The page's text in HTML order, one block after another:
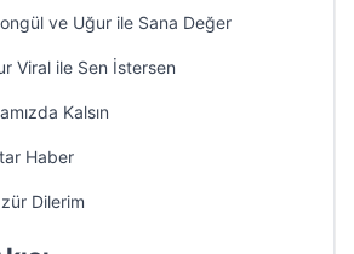
ve Uğur ile Sana Değer
Viral ile Sen İstersen
Kalsın
Haber
Dilerim